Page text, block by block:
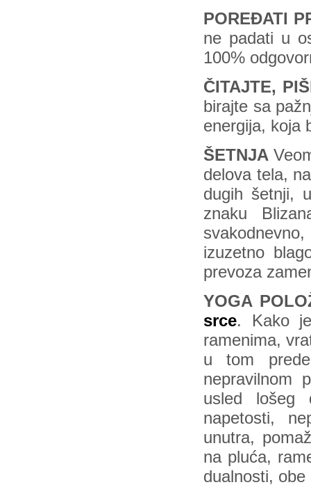
POREĐATI
ne padati u
100%
ČITAJTE,
birajte sa
energija, koja
ŠETNJA
delova tela,
dugih šetnji,
znaku
izuzetno
prevoza
YOGA
srce. Kako
ramenima,
u tom
nepravilnom
usled lošeg
napetosti,
unutra,
na pluća,
dualnosti,